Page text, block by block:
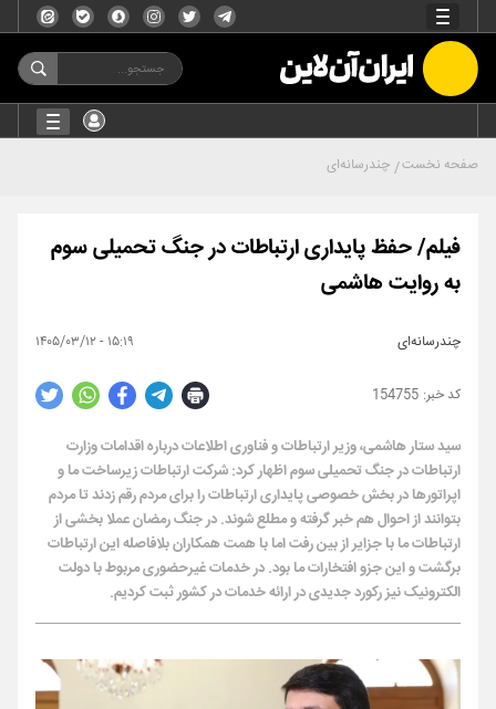
صفحه نخست چندرسانه‌ای
فیلم/ حفظ پایداری ارتباطات در جنگ تحمیلی سوم
به روایت هاشمی
چندرسانه‌ای ۱۵:۱۹ - ۱۴۰۵/۰۳/۱۲
154755
سید ستار هاشمی، وزیر ارتباطات و فناوری اطلاعات درباره اقدامات وزارت
ارتباطات در جنگ تحمیلی سوم اظهار کرد: شرکت ارتباطات زیرساخت ما و
اپراتورها در بخش خصوصی پایداری ارتباطات را برای مردم رقم زدند تا مردم
بتوانند از احوال هم خبر گرفته و مطلع شوند. در جنگ رمضان عملا بخشی از
ارتباطات ما با جزایر از بین رفت اما با همت همکاران بلافاصله این ارتباطات
برگشت و این جزو افتخارات ما بود‌. در خدمات غیرحضوری مربوط با دولت
الکترونیک نیز رکورد جدیدی در ارائه خدمات در کشور ثبت کردیم‌.